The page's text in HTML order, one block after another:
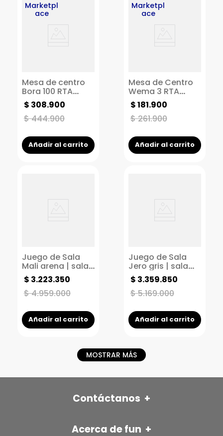
Marketpl
ace
Mesa de centro
Bora 100 RTA
Duna Taupe
$444.900
$ 308.900
Añadir al carrito
Marketpl
ace
Mesa de Centro
Wema 3 RTA
fresno
$261.900
$181.900
Añadir al carrito
Juego de Sala
Mali arena | sala
moderna | sala
para espacios
pequeños
$4.959.000
$ 3.223.350
Añadir al carrito
Juego de Sala
Jero gris | sala
moderna | sala
para espacios
pequeños
$5.169.000
$ 3.359.850
Añadir al carrito
MOSTRAR MÁS
Contáctanos +
Autopista sur con Av Pilsen
Acerca de fun +